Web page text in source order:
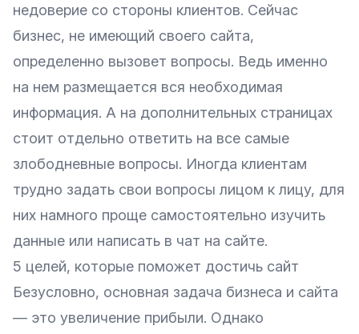
недоверие со стороны клиентов. Сейчас
бизнес, не имеющий своего сайта,
определенно вызовет вопросы. Ведь именно
на нем размещается вся необходимая
информация. А на дополнительных страницах
стоит отдельно ответить на все самые
злободневные вопросы. Иногда клиентам
трудно задать свои вопросы лицом к лицу, для
них намного проще самостоятельно изучить
данные или написать в чат на сайте.
5 целей, которые поможет достичь сайт
Безусловно, основная задача бизнеса и сайта
— это увеличение прибыли. Однако